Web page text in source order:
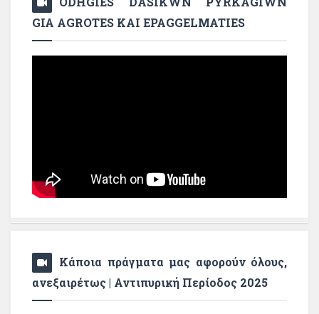
GIA AGROTES KAI EPAGGELMATIES
Κάποια πράγματα μας αφορούν όλους,
ανεξαιρέτως | Αντιπυρική Περίοδος 2025